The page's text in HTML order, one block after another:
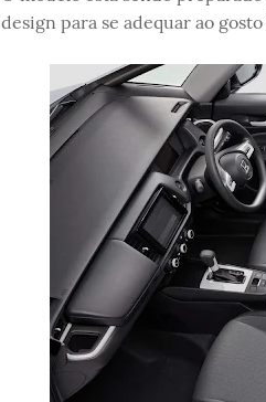
design para se adequar ao